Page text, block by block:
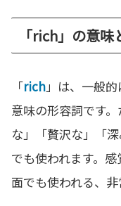
「rich」の意
「rich」は、一般
意味の形容詞です
な」「贅沢な」「
でも使われます。
面でも使われる、非